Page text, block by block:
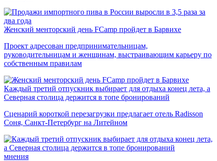
Женский менторский день FCamp пройдет в Барвихе
Проект адресован предпринимательницам,
руководительницам и женщинам, выстраивающим карьеру по
собственным правилам
Каждый третий отпускник выбирает для отдыха конец лета, а
Северная столица держится в топе бронирований
Сценарий короткой перезагрузки предлагает отель Radisson
Соня, Санкт-Петербург на Литейном
мнения